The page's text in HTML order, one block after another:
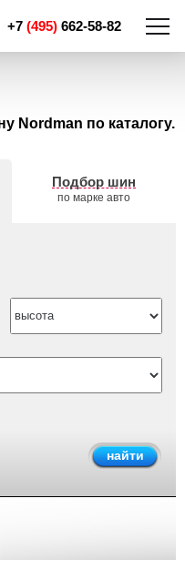
+7 (495) 662-58-82
Nordman по каталогу.
Подбор шин
по марке авто